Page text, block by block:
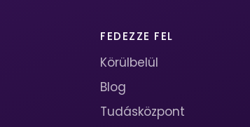
FEDEZZE FEL
Körülbelül
Blog
Tudásközpont